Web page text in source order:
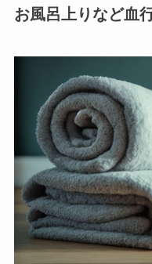
お風呂上りなど血